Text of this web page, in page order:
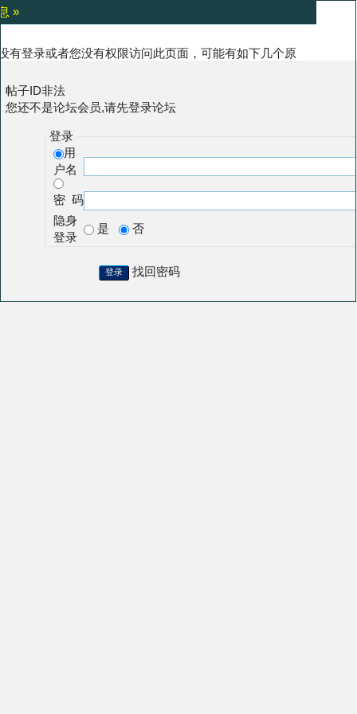
»
有登录或者您没有权限访问此页面，可能有如下几个原
帖子ID非法
您还不是论坛会员,请先登录论坛
登录
用
户名
密 码
隐身
登录
是 否
找回密码